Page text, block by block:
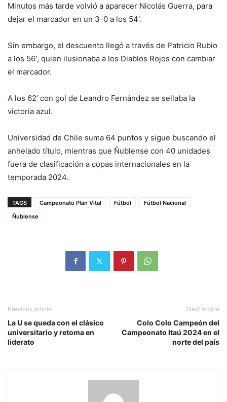
Minutos más tarde volvió a aparecer Nicolás Guerra, para
dejar el marcador en un 3-0 a los 54′.
Sin embargo, el descuento llegó a través de Patricio Rubio
a los 56′, quien ilusionaba a los Diablos Rojos con cambiar
el marcador.
A los 62’ con gol de Leandro Fernández se sellaba la
victoria azul.
Universidad de Chile suma 64 puntos y sigue buscando el
anhelado título, mientras que Ñublense con 40 unidades
fuera de clasificación a copas internacionales en la
temporada 2024.
TAGS Campeonato Plan Vital Fútbol
Fútbol Nacional
Ñublense
Previous article
La U se queda con el clásico
universitario y retoma en
liderato
Next article
Colo Colo Campeón del
Campeonato Itaú 2024 en el
norte del país